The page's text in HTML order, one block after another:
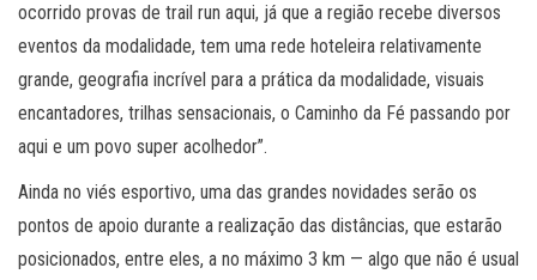
ocorrido provas de trail run aqui, já que a região recebe diversos
eventos da modalidade, tem uma rede hoteleira relativamente
grande, geografia incrível para a prática da modalidade, visuais
encantadores, trilhas sensacionais, o Caminho da Fé passando por
aqui e um povo super acolhedor”.
Ainda no viés esportivo, uma das grandes novidades serão os
pontos de apoio durante a realização das distâncias, que estarão
posicionados, entre eles, a no máximo 3 km — algo que não é usual